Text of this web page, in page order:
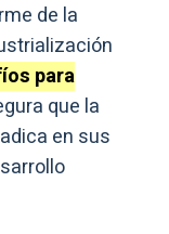
de la
para
que la
en sus